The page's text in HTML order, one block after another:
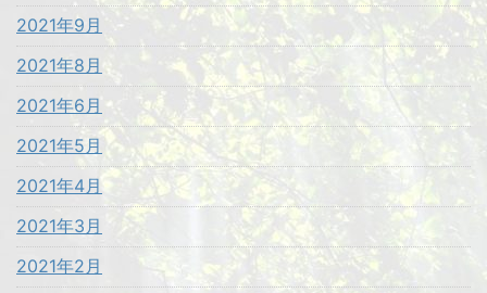
2021年9月
2021年8月
2021年6月
2021年5月
2021年4月
2021年3月
2021年2月